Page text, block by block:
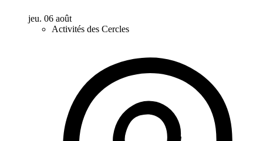
jeu. 06 août
Activités des Cercles